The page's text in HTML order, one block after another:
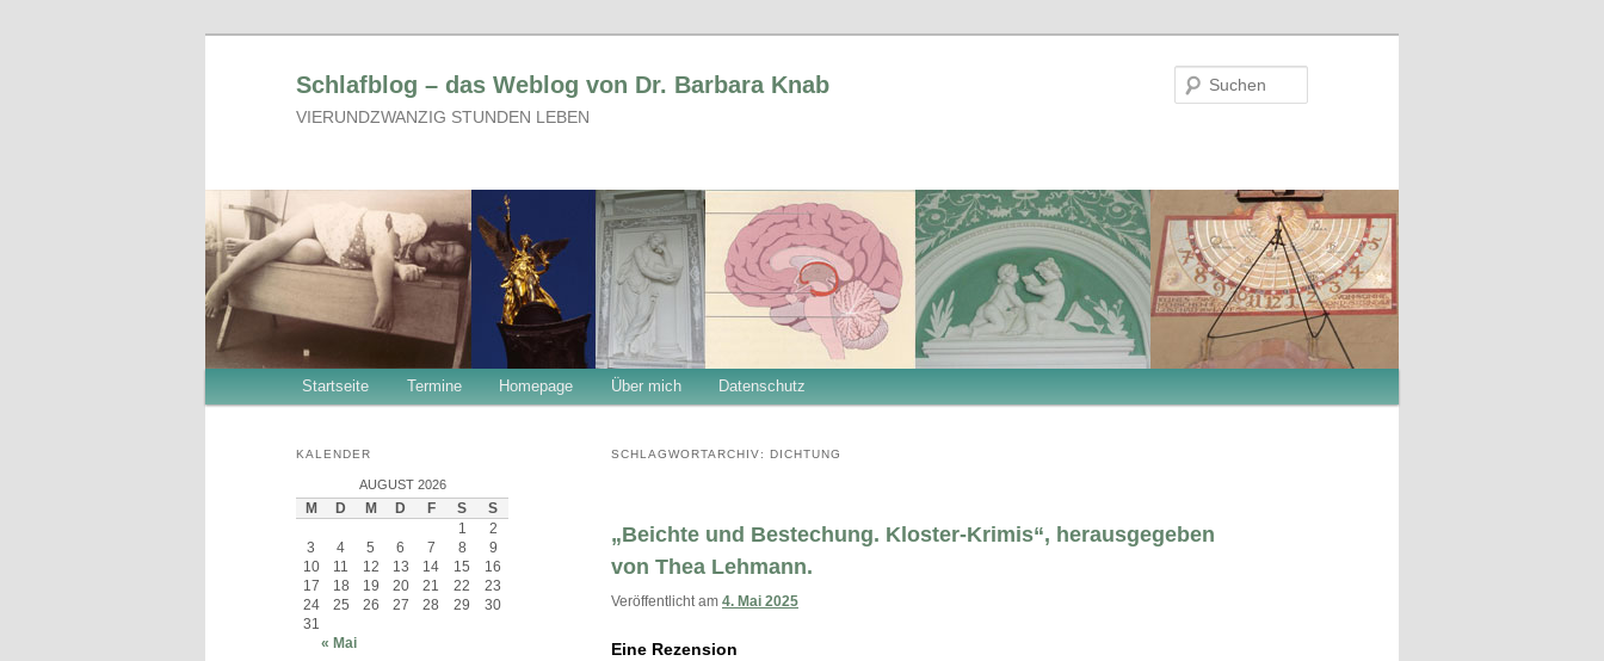
Schlafblog – das Weblog von Dr. Barbara Knab
VIERUNDZWANZIG STUNDEN LEBEN
Startseite Termine Homepage Über mich Datenschutz
SCHLAGWORTARCHIV: DICHTUNG
„Beichte und Bestechung. Kloster-Krimis“, herausgegeben
von Thea Lehmann.
Veröffentlicht am 4. Mai 2025
Eine Rezension
KALENDER
AUGUST 2026
M D M D F S
S
1
2
3
4 5 6 7 8
9
10
11 12 13 14 15
16
17
18 19 20 21 22
23
24
25 26 27 28 29
30
31
« Mai